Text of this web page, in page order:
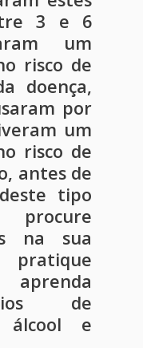
3 e 6
um
risco de
doença,
por
um
risco de
antes de
tipo
procure
na sua
aprenda
de
álcool e